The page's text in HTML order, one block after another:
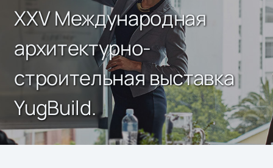
ХХV Международная
архитектурно-
строительная выставка
YugBuild.